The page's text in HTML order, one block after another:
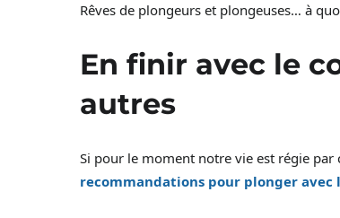
Rêves de plongeurs et plongeuses… à
En finir avec le
autres
Si pour le moment notre vie est régie
recommandations pour plonger avec